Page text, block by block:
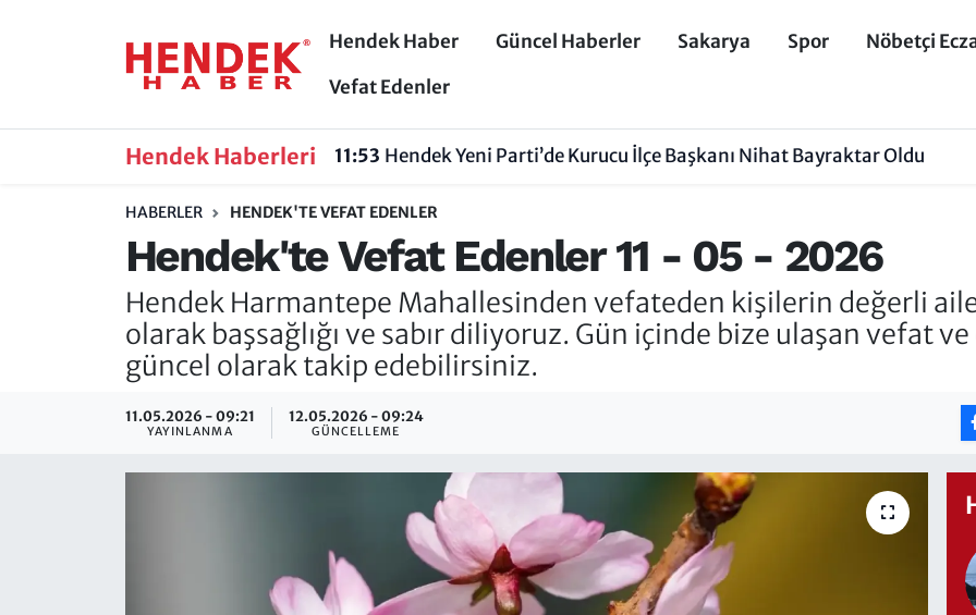
Hendek Haber Güncel Haberler Sakarya Spor
Nöbetçi
Vefat Edenler
Hendek Haberleri 11:53 Hendek Yeni Parti’de Kurucu İlçe Başkanı Nihat Bayraktar Oldu
HABERLER HENDEK'TE VEFAT EDENLER
Hendek'te Vefat Edenler 11 - 05 - 2026
Hendek Harmantepe Mahallesinden vefateden kişilerin değerli
olarak başsağlığı ve sabır diliyoruz. Gün içinde bize ulaşan vefat
güncel olarak takip edebilirsiniz.
11.05.2026 - 09:21
YAYINLANMA
12.05.2026 - 09:24
GÜNCELLEME
Hendek Haber
Nöbetçi Eczaneler
Vefat Edenler
Hendek Haber
Sakarya
Hakkında
Hendek Haber Reklam Servisi
İletişim
Sakarya Nöbetçi Eczaneler
Süper Lig Puan Durumu ve Fikstür
Tüm Manşetler
Son Dakika Haberleri
Haber Arşivi